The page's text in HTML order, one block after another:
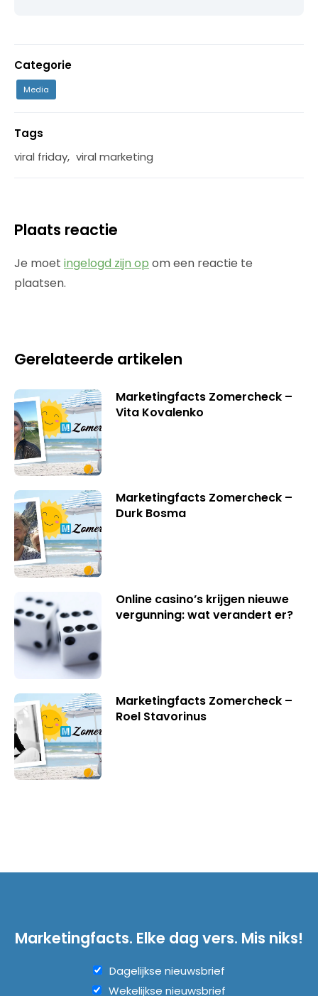
Categorie
Media
Tags
viral friday, viral marketing
Plaats reactie
Je moet ingelogd zijn op om een reactie te
plaatsen.
Gerelateerde artikelen
Marketingfacts Zomercheck –
Vita Kovalenko
Marketingfacts Zomercheck –
Durk Bosma
Online casino’s krijgen nieuwe
vergunning: wat verandert er?
Marketingfacts Zomercheck –
Roel Stavorinus
Marketingfacts. Elke dag vers. Mis niks!
Dagelijkse nieuwsbrief
Wekelijkse nieuwsbrief